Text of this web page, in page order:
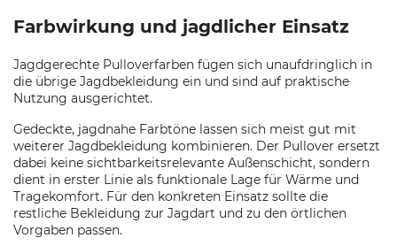
Farbwirkung und jagdlicher Einsatz
Jagdgerechte Pulloverfarben fügen sich unaufdringlich in
die übrige Jagdbekleidung ein und sind auf praktische
Nutzung ausgerichtet.
Gedeckte, jagdnahe Farbtöne lassen sich meist gut mit
weiterer Jagdbekleidung kombinieren. Der Pullover ersetzt
dabei keine sichtbarkeitsrelevante Außenschicht, sondern
dient in erster Linie als funktionale Lage für Wärme und
Tragekomfort. Für den konkreten Einsatz sollte die
restliche Bekleidung zur Jagdart und zu den örtlichen
Vorgaben passen.